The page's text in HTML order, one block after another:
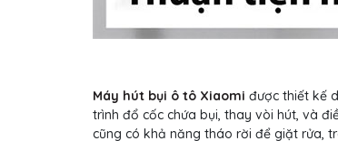
Máy hút bụi ô tô Xiaomi được thiết kế
trình đổ cốc chứa bụi, thay vòi hút, và
cũng có khả năng tháo rời để giặt rửa,